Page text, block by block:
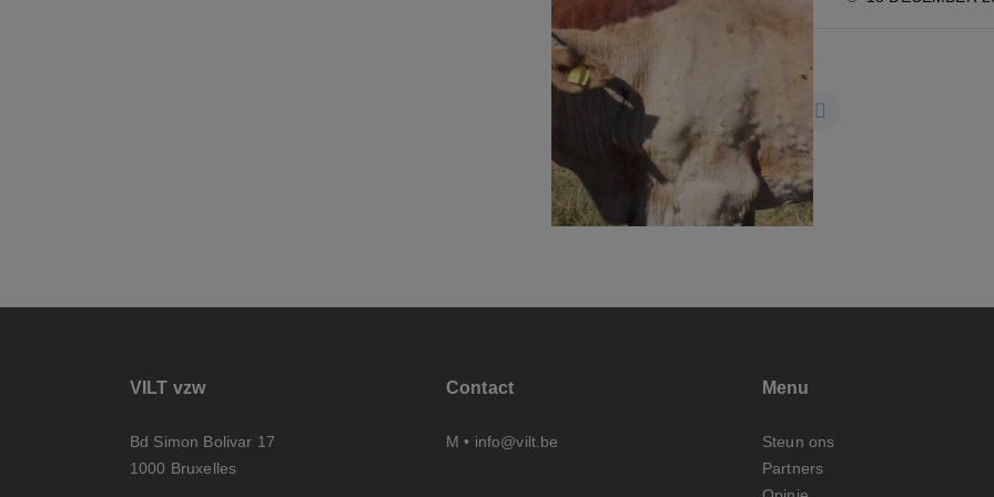
2
VILT vzw
Bd Simon Bolivar 17
1000 Bruxelles
Contact
M • info@vilt.be
Menu
Steun ons
Partners